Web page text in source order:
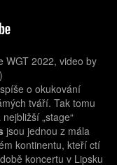
WGT 2022, video by
o okukování
tváří. Tak tomu
„stage“
jsou jednou z mála
kontinentu, kteří ctí
koncertu v Lipsku